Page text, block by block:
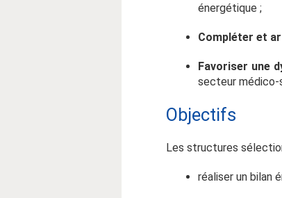
énergétique ;
Compléter et
Favoriser une
secteur médico-
Objectifs
Les structures
réaliser un bilan